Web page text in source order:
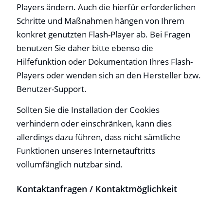
Players ändern. Auch die hierfür erforderlichen
Schritte und Maßnahmen hängen von Ihrem
konkret genutzten Flash-Player ab. Bei Fragen
benutzen Sie daher bitte ebenso die
Hilfefunktion oder Dokumentation Ihres Flash-
Players oder wenden sich an den Hersteller bzw.
Benutzer-Support.
Sollten Sie die Installation der Cookies
verhindern oder einschränken, kann dies
allerdings dazu führen, dass nicht sämtliche
Funktionen unseres Internetauftritts
vollumfänglich nutzbar sind.
Kontaktanfragen / Kontaktmöglichkeit